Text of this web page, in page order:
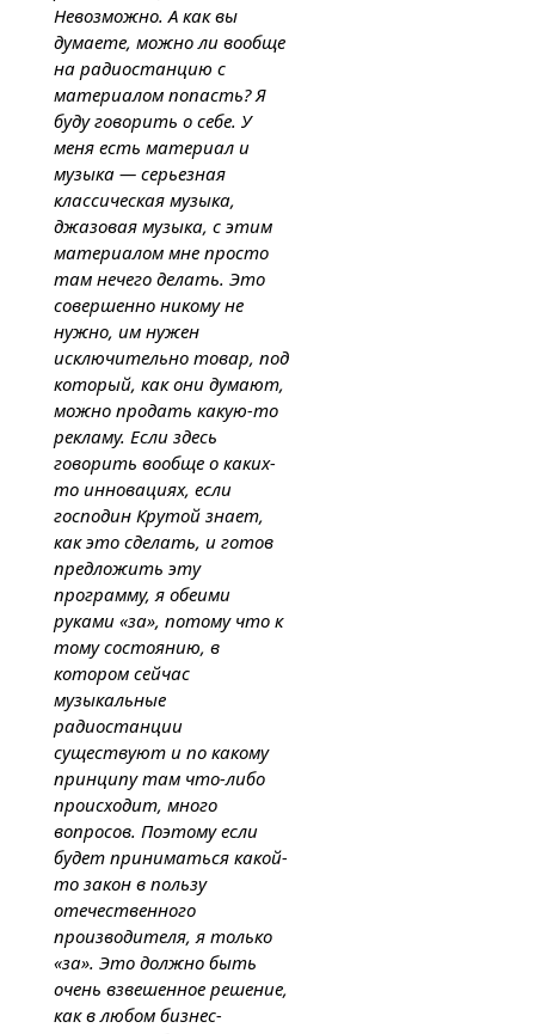
Невозможно. А как вы
думаете, можно ли вообще
на радиостанцию с
материалом попасть? Я
буду говорить о себе. У
меня есть материал и
музыка — серьезная
классическая музыка,
джазовая музыка, с этим
материалом мне просто
там нечего делать. Это
совершенно никому не
нужно, им нужен
исключительно товар, под
который, как они думают,
можно продать какую-то
рекламу. Если здесь
говорить вообще о каких-
то инновациях, если
господин Крутой знает,
как это сделать, и готов
предложить эту
программу, я обеими
руками «за», потому что к
тому состоянию, в
котором сейчас
музыкальные
радиостанции
существуют и по какому
принципу там что-либо
происходит, много
вопросов. Поэтому если
будет приниматься какой-
то закон в пользу
отечественного
производителя, я только
«за». Это должно быть
очень взвешенное решение,
как в любом бизнес-